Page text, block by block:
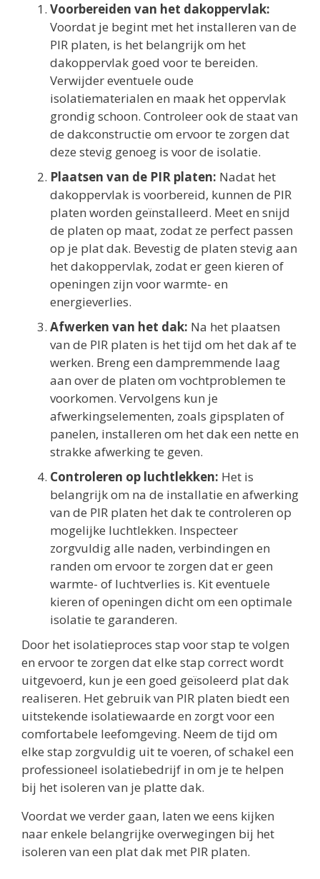
Voorbereiden van het dakoppervlak:
Voordat je begint met het installeren van de
PIR platen, is het belangrijk om het
dakoppervlak goed voor te bereiden.
Verwijder eventuele oude
isolatiematerialen en maak het oppervlak
grondig schoon. Controleer ook de staat van
de dakconstructie om ervoor te zorgen dat
deze stevig genoeg is voor de isolatie.
Plaatsen van de PIR platen: Nadat het
dakoppervlak is voorbereid, kunnen de PIR
platen worden geïnstalleerd. Meet en snijd
de platen op maat, zodat ze perfect passen
op je plat dak. Bevestig de platen stevig aan
het dakoppervlak, zodat er geen kieren of
openingen zijn voor warmte- en
energieverlies.
Afwerken van het dak: Na het plaatsen
van de PIR platen is het tijd om het dak af te
werken. Breng een dampremmende laag
aan over de platen om vochtproblemen te
voorkomen. Vervolgens kun je
afwerkingselementen, zoals gipsplaten of
panelen, installeren om het dak een nette en
strakke afwerking te geven.
Controleren op luchtlekken: Het is
belangrijk om na de installatie en afwerking
van de PIR platen het dak te controleren op
mogelijke luchtlekken. Inspecteer
zorgvuldig alle naden, verbindingen en
randen om ervoor te zorgen dat er geen
warmte- of luchtverlies is. Kit eventuele
kieren of openingen dicht om een optimale
isolatie te garanderen.
Door het isolatieproces stap voor stap te volgen
en ervoor te zorgen dat elke stap correct wordt
uitgevoerd, kun je een goed geïsoleerd plat dak
realiseren. Het gebruik van PIR platen biedt een
uitstekende isolatiewaarde en zorgt voor een
comfortabele leefomgeving. Neem de tijd om
elke stap zorgvuldig uit te voeren, of schakel een
professioneel isolatiebedrijf in om je te helpen
bij het isoleren van je platte dak.
Voordat we verder gaan, laten we eens kijken
naar enkele belangrijke overwegingen bij het
isoleren van een plat dak met PIR platen.